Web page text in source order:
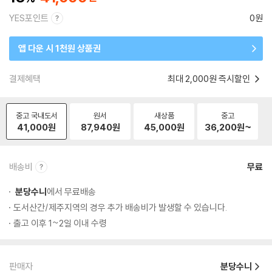
YES포인트 0원
앱 다운 시 1천원 상품권
결제혜택 최대 2,000원 즉시할인
중고 국내도서
41,000원
원서
87,940원
새상품
45,000원
중고
36,200원~
배송비 무료
분당수니에서 무료배송
도서산간/제주지역의 경우 추가 배송비가 발생할 수 있습니다.
출고 이후 1~2일 이내 수령
판매자 분당수니